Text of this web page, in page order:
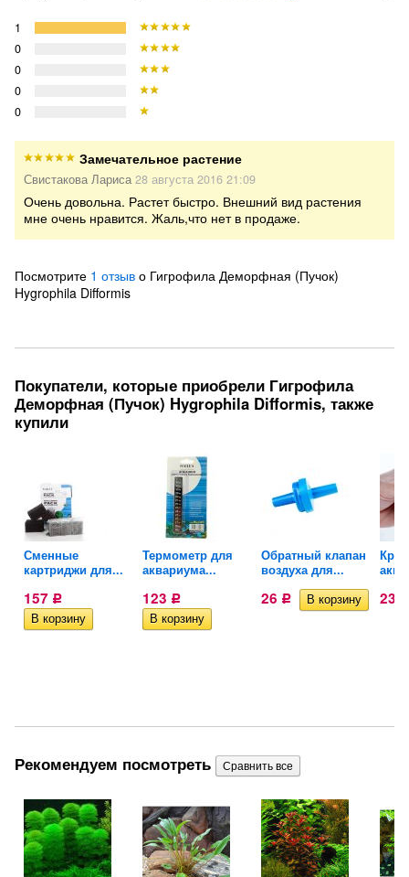
1
0
0
0
0
Замечательное растение
Свистакова Лариса 28 августа 2016 21:09
Очень довольна. Растет быстро. Внешний вид растения
мне очень нравится. Жаль,что нет в продаже.
Посмотрите 1 отзыв о Гигрофила Деморфная (Пучок)
Hygrophila Difformis
Покупатели, которые приобрели Гигрофила
Деморфная (Пучок) Hygrophila Difformis, также
купили
Сменные
картриджи для...
157 Р
Термометр для
аквариума...
123 Р
Обратный клапан
воздуха для...
26 Р 23
Рекомендуем посмотреть